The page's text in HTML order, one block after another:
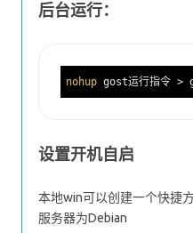
后台运行：
nohup gost运行指令 >
设置开机自启
本地win可以创建一个快捷
服务器为Debian